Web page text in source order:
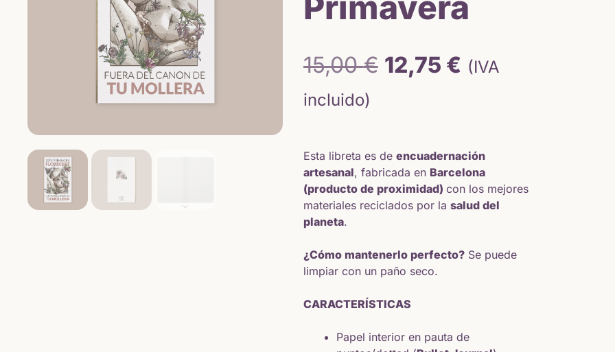
15,00€ El
era:
15,00 €.
12,75 €El
es:
12,75 €.
(IVA
incluido)
Esta libreta es de encuadernación
artesanal, fabricada en Barcelona
(producto de proximidad) con los mejores
materiales reciclados por la salud del
planeta.
¿Cómo mantenerlo perfecto?Se puede
limpiar con un paño seco.
CARACTERÍSTICAS
Papel interior en pauta de